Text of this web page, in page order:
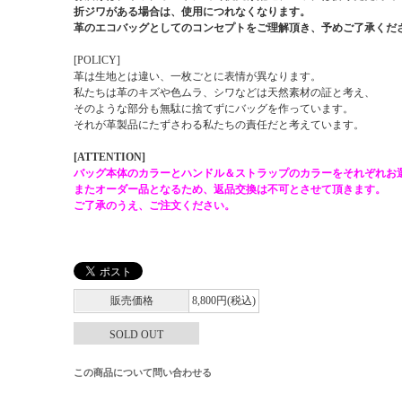
折ジワがある場合は、使用につれなくなります。
革のエコバッグとしてのコンセプトをご理解頂き、予めご了承くだ
[POLICY]
革は生地とは違い、一枚ごとに表情が異なります。
私たちは革のキズや色ムラ、シワなどは天然素材の証と考え、
そのような部分も無駄に捨てずにバッグを作っています。
それが革製品にたずさわる私たちの責任だと考えています。
[ATTENTION]
バッグ本体のカラーとハンドル＆ストラップのカラーをそれぞれお
またオーダー品となるため、返品交換は不可とさせて頂きます。
ご了承のうえ、ご注文ください。
販売価格 8,800円(税込)
SOLD OUT
この商品について問い合わせる